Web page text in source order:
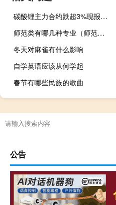
碳酸锂主力合约跌超3%现报149050元/吨
师范类有哪几种专业（师范类有哪些专业）
冬天对麻雀有什么影响
自学英语应该从何学起
春节有哪些民族的歌曲
公告